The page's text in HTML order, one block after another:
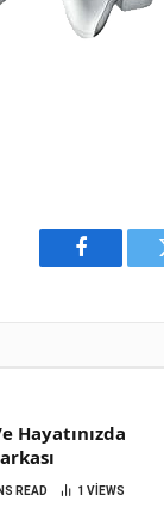
Facebook
Hayatınızda
READ 1 VIEWS